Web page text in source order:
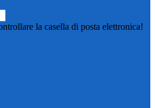
la casella di posta elettronica!